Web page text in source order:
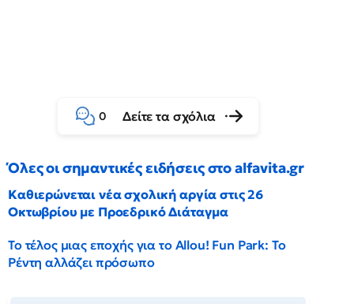
0 Δείτε τα σχόλια
Όλες οι σημαντικές ειδήσεις στο alfavita.gr
Καθιερώνεται νέα σχολική αργία στις 26
Οκτωβρίου με Προεδρικό Διάταγμα
Το τέλος μιας εποχής για το Allou! Fun Park: Το
Ρέντη αλλάζει πρόσωπο